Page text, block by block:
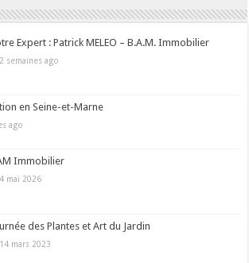
Expert : Patrick MELEO – B.A.M. Immobilier
2 semaines ago
en Seine-et-Marne
ago
Immobilier
4 mai 2026
des Plantes et Art du Jardin
14 mars 2023